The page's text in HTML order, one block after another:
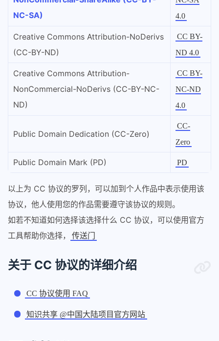
NC-SA)
4.0
Creative Commons Attribution-NoDerivs
(CC-BY-ND)
CC BY-
ND 4.0
Creative Commons Attribution-
NonCommercial-NoDerivs (CC-BY-NC-
ND)
CC BY-
NC-ND
4.0
Public Domain Dedication (CC-Zero)
CC-
Zero
Public Domain Mark (PD) PD
以上为 CC 协议的罗列，可以加到个人作品中表示使用该
协议，他人使用您的作品需要遵守该协议的规则。
如若不知道如何选择该选择什么 CC 协议，可以使用官方
工具帮助你选择，
传送门
关于 CC 协议的详细介绍
CC 协议使用 FAQ
知识共享 @中国大陆项目官方网站